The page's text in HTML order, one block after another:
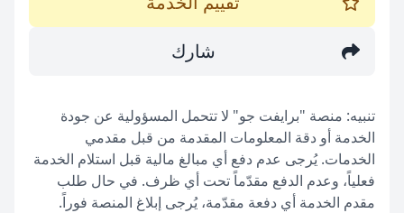
شارك
تنبيه: منصة "برايفت جو" لا تتحمل المسؤولية عن جودة
الخدمة أو دقة المعلومات المقدمة من قبل مقدمي
الخدمات. يُرجى عدم دفع أي مبالغ مالية قبل استلام الخدمة
فعلياً، وعدم الدفع مقدّماً تحت أي ظرف. في حال طلب
مقدم الخدمة أي دفعة مقدّمة، يُرجى إبلاغ المنصة فوراً.